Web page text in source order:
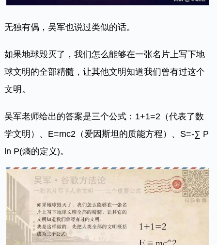
无独有偶，吴军也说过类似的话。
如果地球毁灭了，我们怎么能够在一张名片上写下地
球文明的全部精髓，让其他文明知道我们曾有过这个
文明。
吴军老师给出的答案是三个公式：1+1=2（代表了数
学文明）、E=mc2（爱因斯坦的质能方程）、S=-∑ P
ln P(熵的定义)。